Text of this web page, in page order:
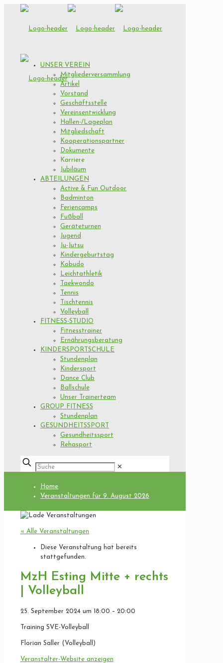
UNSER VEREIN
Mitgliederversammlung
Artikel
Vorstand
Geschäftsstelle
Vereinsentwicklung
Hallen-/Lageplan
Mitgliedschaft
Kooperationspartner
Dokumente
Karriere
Jubiläum
ABTEILUNGEN
Active & Fun Outdoor
Badminton
Feriencamps
Fußball
Geräteturnen
Jugend
Ju-Jutsu
Kindergeburtstag
Kobudo
Leichtathletik
Taekwondo
Tennis
Tischtennis
Volleyball
FITNESS-STUDIO
Fitnesstrainer
Ernährungsberatung
KINDERSPORTSCHULE
Stundenplan
Kindersport
Dance Club
Ballschule
Unser Trainerteam
GROUP FITNESS
Stundenplan
GESUNDHEITSSPORT
Gesundheitssport
Rehasport
✕
Home
Veranstaltungen für 9. August 2026
« Alle Veranstaltungen
Diese Veranstaltung hat bereits
stattgefunden.
MzH Esting Mitte + rechts
| Volleyball
25. September 2024 um 18:00 – 20:00
Training SVE-Volleyball
Florian Saller (Volleyball)
Veranstalter-Website anzeigen